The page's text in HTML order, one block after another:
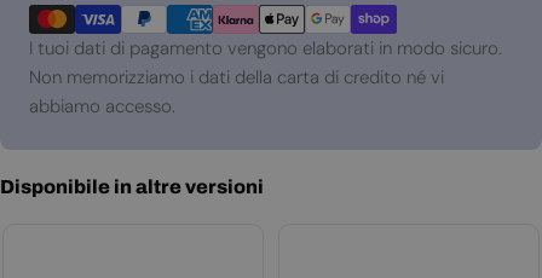
di
pagamento
I tuoi dati di pagamento vengono elaborati in modo sicuro.
Non memorizziamo i dati della carta di credito né vi
abbiamo accesso.
Disponibile in altre versioni